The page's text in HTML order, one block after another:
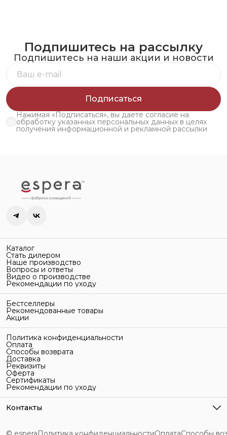
Подпишитесь на рассылку
Подпишитесь на наши акции и новости
Подписаться
Нажимая «Подписаться», вы даете согласие на
обработку указанных персональных данных в целях
получения информационной и рекламной рассылки
Каталог
Стать дилером
Наше производство
Вопросы и ответы
Видео о производстве
Рекомендации по уходу
Бестселлеры
Рекомендованные товары
Акции
Политика конфиденциальности
Оплата
Способы возврата
Доставка
Реквизиты
Оферта
Сертификаты
Рекомендации по уходу
Контакты